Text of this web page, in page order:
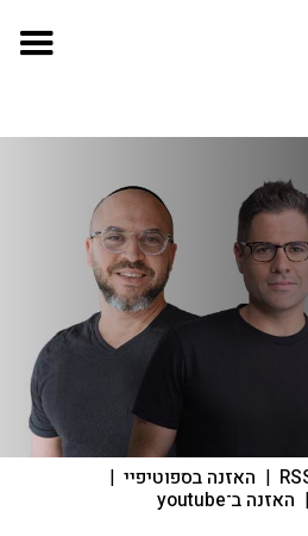
| האזנה בספוטיפיי |
| האזנה ב־youtube